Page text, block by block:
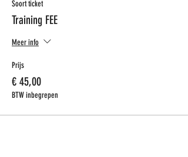
Soort ticket
Training FEE
Meer info
Prijs
€ 45,00
BTW inbegrepen